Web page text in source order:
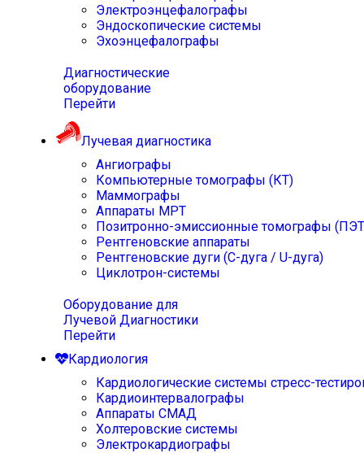
Электроэнцефалографы
Эндоскопические системы
Эхоэнцефалографы
Диагностические
оборудование
Перейти
Лучевая диагностика
Ангиографы
Компьютерные томографы (КТ)
Маммографы
Аппараты МРТ
Позитронно-эмиссионные томографы
Рентгеновские аппараты
Рентгеновские дуги (С-дуга / U-дуга)
Циклотрон-системы
Оборудование для
Лучевой Диагностики
Перейти
Кардиология
Кардиологические системы стресс-
Кардиоинтервалографы
Аппараты СМАД
Холтеровские системы
Электрокардиографы